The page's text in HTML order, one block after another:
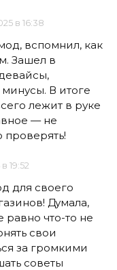
в 16:38
вспомнил, как
Зашел в
В итоге
лежит в руке
— не
проверять!
19:52
для своего
Думала,
равно что-то не
свои
за громкими
советы